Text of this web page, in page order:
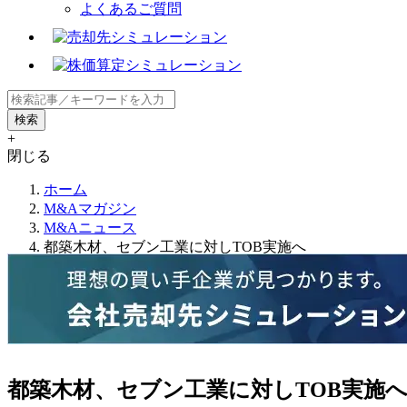
よくあるご質問
+
閉じる
ホーム
M&Aマガジン
M&Aニュース
都築木材、セブン工業に対しTOB実施へ
都築木材、セブン工業に対しTOB実施へ